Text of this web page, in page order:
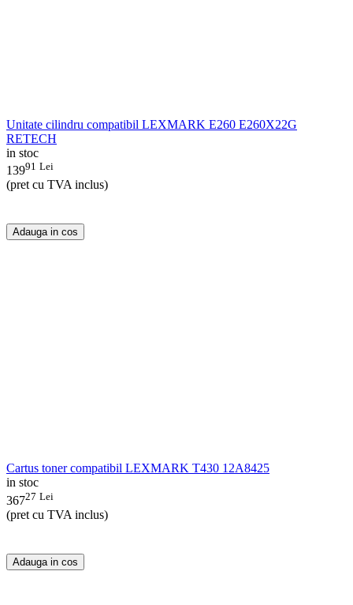
Unitate cilindru compatibil LEXMARK E260 E260X22G
RETECH
in stoc
13991 Lei
(pret cu TVA inclus)
Adauga in cos
Cartus toner compatibil LEXMARK T430 12A8425
in stoc
36727 Lei
(pret cu TVA inclus)
Adauga in cos